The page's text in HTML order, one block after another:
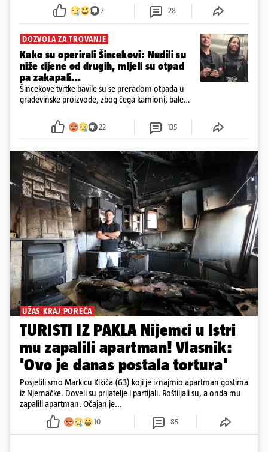
7 28
DOZVOLA ZA TROVANJE
Kako su operirali Šincekovi: Nudili su
niže cijene od drugih, mljeli su otpad
pa zakapali...
Šincekove tvrtke bavile su se preradom otpada u
građevinske proizvode, zbog čega kamioni, bale
22 135
UŽAS KRAJ POREČA
TURISTI IZ PAKLA Nijemci u Istri
mu zapalili apartman! Vlasnik:
'Ovo je danas postala tortura'
Posjetili smo Markicu Kikića (63) koji je iznajmio apartman gostima
iz Njemačke. Doveli su prijatelje i partijali. Roštiljali su, a onda mu
zapalili apartman. Očajan je...
10 85